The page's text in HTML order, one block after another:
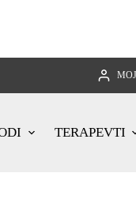
TERAPEVTI